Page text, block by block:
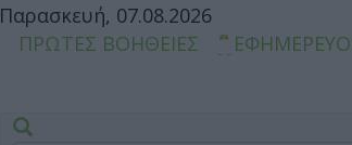
Παρασκευή, 07.08.2026
ΠΡΩΤΕΣ ΒΟΗΘΕΙΕΣ